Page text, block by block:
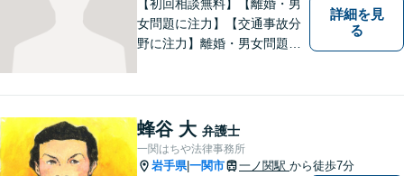
【初回相談無料】【離婚・男
女問題に注力】【交通事故分
野に注力】離婚・男女問題、
ります。何かお困りごとがご
ざいましたら、お気軽にご相
談ください。
詳細を見
る
蜂谷 大 弁護士
一関はちや法律事務所
岩手県|一関市 一ノ関駅 から徒歩7分